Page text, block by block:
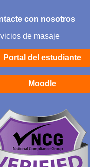
con nosotros
de masaje
Portal del estudiante
Moodle